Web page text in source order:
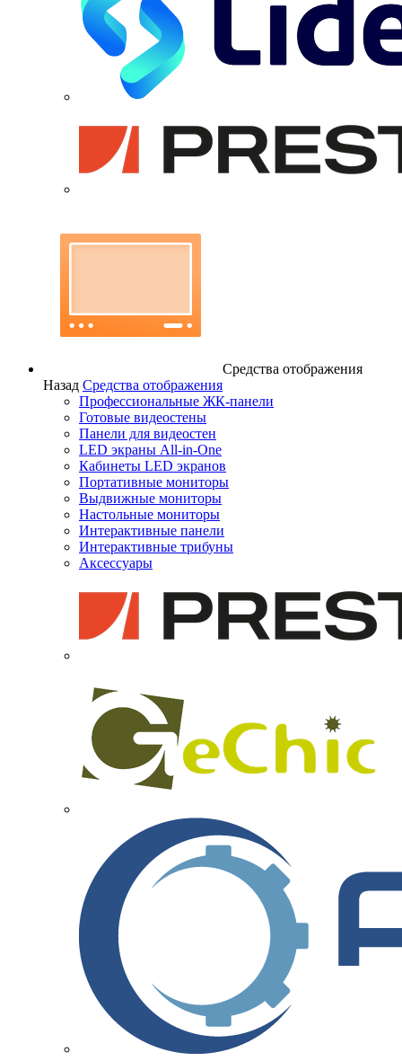
Средства отображения
Назад Средства отображения
Профессиональные ЖК-панели
Готовые видеостены
Панели для видеостен
LED экраны All-in-One
Кабинеты LED экранов
Портативные мониторы
Выдвижные мониторы
Настольные мониторы
Интерактивные панели
Интерактивные трибуны
Аксессуары